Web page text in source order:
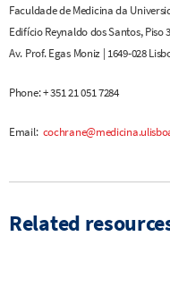
Faculdade de Medicina da
Edifício Reynaldo dos Santos, Piso 3
Av. Prof. Egas Moniz | 1649-028
Phone: + 351 21 051 7284
Email:
Related